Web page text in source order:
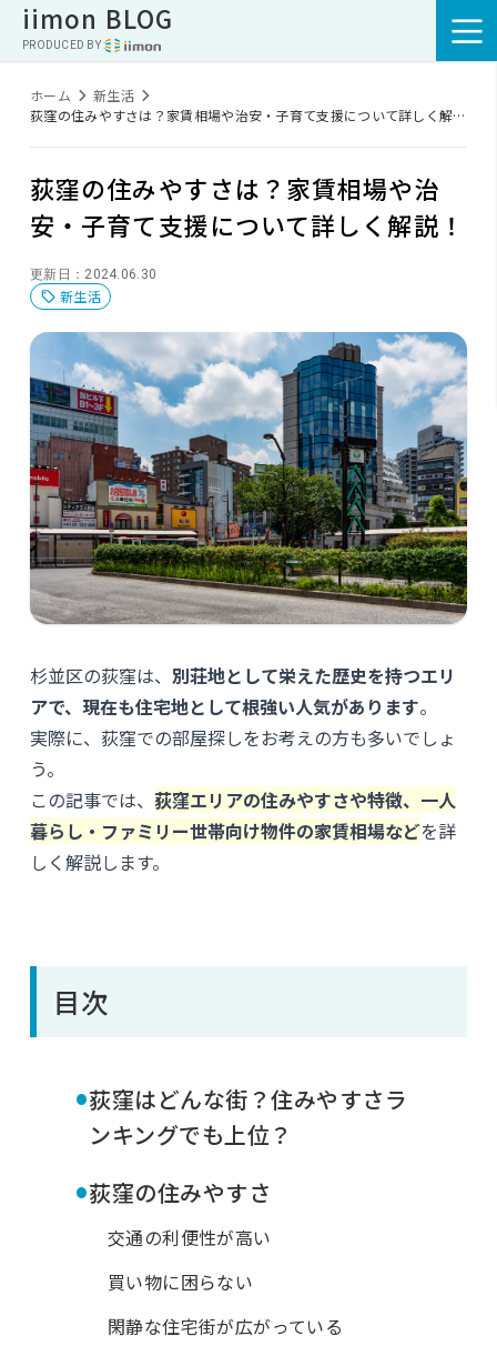
iimon BLOG
PRODUCED BY :
ホーム
新生活
荻窪の住みやすさは？家賃相場や治安・子育て支援について詳しく解
荻窪の住みやすさは？家賃相場や治
安・子育て支援について詳しく解説！
更新日：2024.06.30
新生活
杉並区の荻窪は、 別荘地として栄えた歴史を持つエリ
アで、現在も住宅地として根強い人気があります。
実際に、荻窪での部屋探しをお考えの方も多いでしょ
う。
この記事では、 荻窪エリアの住みやすさや特徴、一人
暮らし・ファミリー世帯向け物件の家賃相場などを詳
しく解説します。
目次
•荻窪はどんな街？住みやすさラ
ンキングでも上位？
•荻窪の住みやすさ
交通の利便性が高い
買い物に困らない
閑静な住宅街が広がっている